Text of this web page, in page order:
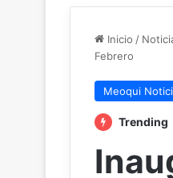
Inicio /
Febrero
Meoqui
Trending